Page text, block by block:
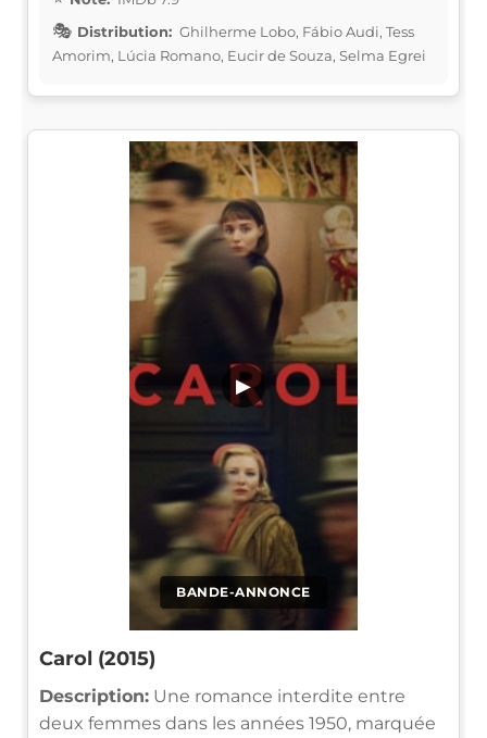
Distribution: Ghilherme Lobo, Fábio Audi, Tess
Amorim, Lúcia Romano, Eucir de Souza, Selma Egrei
BANDE-ANNONCE
▶
Carol (2015)
Description: Une romance interdite entre
deux femmes dans les années 1950, marquée